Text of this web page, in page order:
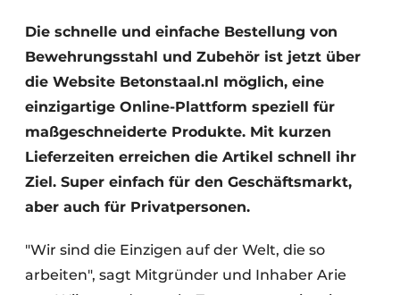
Datenschutz / Cookie-Erklärung
Ein Stellenangebot registrieren
Videos
Die schnelle und einfache Bestellung von
Bewehrungsstahl und Zubehör ist jetzt über
die Website Betonstaal.nl möglich, eine
einzigartige Online-Plattform speziell für
maßgeschneiderte Produkte. Mit kurzen
Lieferzeiten erreichen die Artikel schnell ihr
Ziel. Super einfach für den Geschäftsmarkt,
aber auch für Privatpersonen.
"Wir sind die Einzigen auf der Welt, die so
arbeiten", sagt Mitgründer und Inhaber Arie